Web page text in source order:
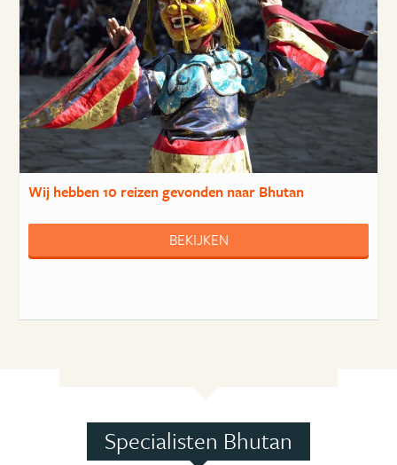
Wij hebben10 reizengevonden naar Bhutan
BEKIJKEN
Specialisten Bhutan